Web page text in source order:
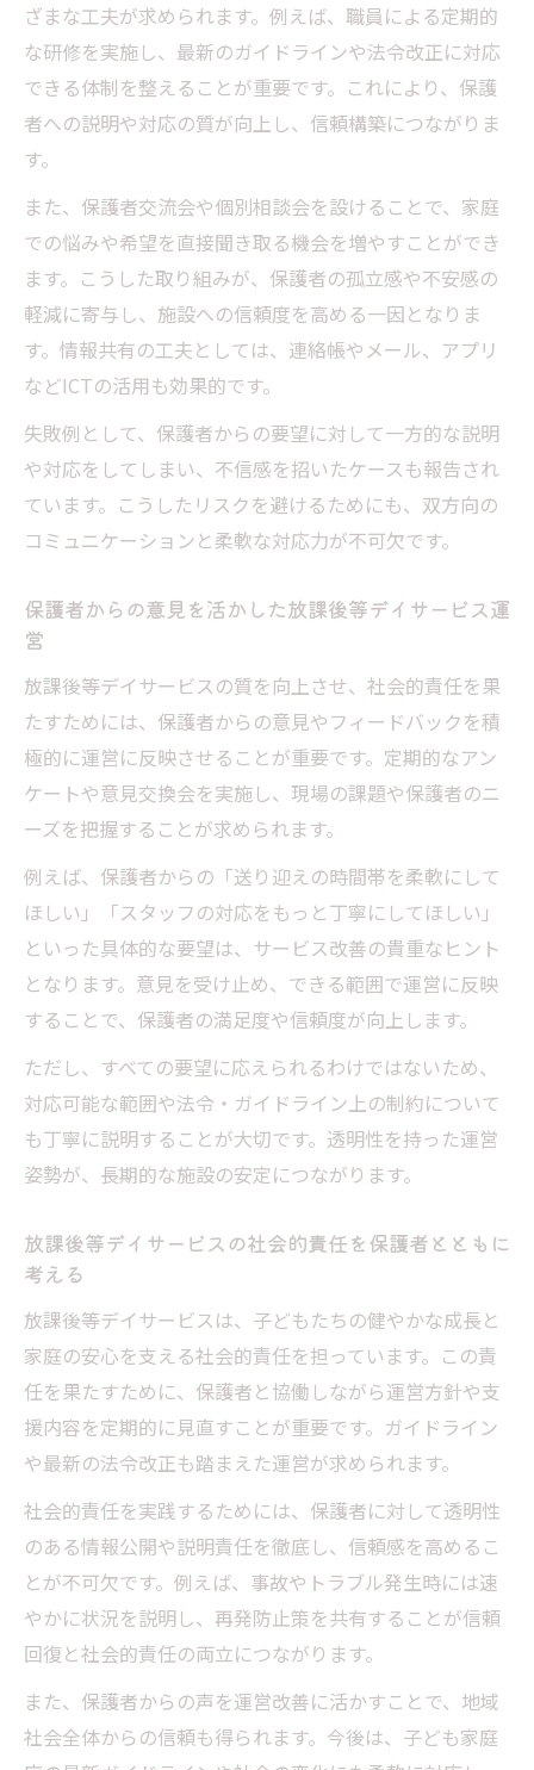
ざまな工夫が求められます。例えば、職員による定期的
な研修を実施し、最新のガイドラインや法令改正に対応
できる体制を整えることが重要です。これにより、保護
者への説明や対応の質が向上し、信頼構築につながりま
す。
また、保護者交流会や個別相談会を設けることで、家庭
での悩みや希望を直接聞き取る機会を増やすことができ
ます。こうした取り組みが、保護者の孤立感や不安感の
軽減に寄与し、施設への信頼度を高める一因となりま
す。情報共有の工夫としては、連絡帳やメール、アプリ
などICTの活用も効果的です。
失敗例として、保護者からの要望に対して一方的な説明
や対応をしてしまい、不信感を招いたケースも報告され
ています。こうしたリスクを避けるためにも、双方向の
コミュニケーションと柔軟な対応力が不可欠です。
保護者からの意見を活かした放課後等デイサービス運
営
放課後等デイサービスの質を向上させ、社会的責任を果
たすためには、保護者からの意見やフィードバックを積
極的に運営に反映させることが重要です。定期的なアン
ケートや意見交換会を実施し、現場の課題や保護者のニ
ーズを把握することが求められます。
例えば、保護者からの「送り迎えの時間帯を柔軟にして
ほしい」「スタッフの対応をもっと丁寧にしてほしい」
といった具体的な要望は、サービス改善の貴重なヒント
となります。意見を受け止め、できる範囲で運営に反映
することで、保護者の満足度や信頼度が向上します。
ただし、すべての要望に応えられるわけではないため、
対応可能な範囲や法令・ガイドライン上の制約について
も丁寧に説明することが大切です。透明性を持った運営
姿勢が、長期的な施設の安定につながります。
放課後等デイサービスの社会的責任を保護者とともに
考える
放課後等デイサービスは、子どもたちの健やかな成長と
家庭の安心を支える社会的責任を担っています。この責
任を果たすために、保護者と協働しながら運営方針や支
援内容を定期的に見直すことが重要です。ガイドライン
や最新の法令改正も踏まえた運営が求められます。
社会的責任を実践するためには、保護者に対して透明性
のある情報公開や説明責任を徹底し、信頼感を高めるこ
とが不可欠です。例えば、事故やトラブル発生時には速
やかに状況を説明し、再発防止策を共有することが信頼
回復と社会的責任の両立につながります。
また、保護者からの声を運営改善に活かすことで、地域
社会全体からの信頼も得られます。今後は、子ども家庭